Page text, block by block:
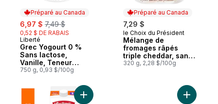
Préparé au Canada
sale:
6,97 $ , formerly:
7,49 $
0,52 $ DE RABAIS
Préparé au Canada
Liberté
Grec Yogourt 0 %
Sans lactose,
Vanille, Teneur
élevée en protéines
750 g, 0,93 $/100g
Préparé au Canada
7,29 $
Préparé au Canada
le Choix du Président
Mélange de
fromages râpés
triple cheddar, sans
lactose
320 g, 2,28 $/100g
Ajouter Sans lactose lait partiellement
Ajouter